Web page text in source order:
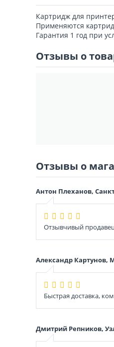
Картридж для
Применяются
Гарантия 1 год при
Отзывы о
Отзывы о
Антон Плеханов,
Отзывчивый
Александр Картунов,
Быстрая доставка,
Дмитрий Репников,